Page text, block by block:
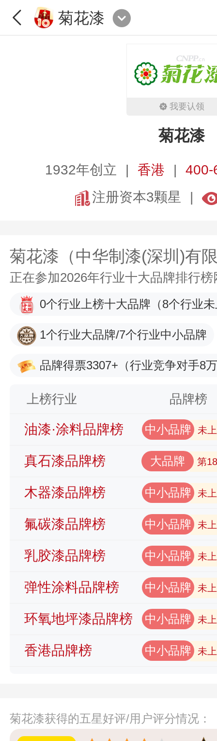
菊花漆
我要认领
菊花漆
1932年创立 香港
400-
注册资本3颗星
菊花漆（中华制漆(深圳)有
正在参加2026年行业十大品牌排行
0个行业上榜十大品牌 （8个行业
1个行业大品牌/7个行业中小品牌
品牌得票3307+ （行业竞争对手8
上榜行业 品牌榜
油漆·涂料品牌榜 中小品牌 未
真石漆品牌榜 大品牌 第
木器漆品牌榜 中小品牌 未
氟碳漆品牌榜 中小品牌 未
乳胶漆品牌榜 中小品牌 未
弹性涂料品牌榜 中小品牌 未
环氧地坪漆品牌榜 中小品牌 未
香港品牌榜 中小品牌 未
菊花漆获得的五星好评/用户评分情况：